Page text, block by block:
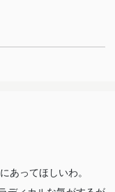
あってほしいわ。